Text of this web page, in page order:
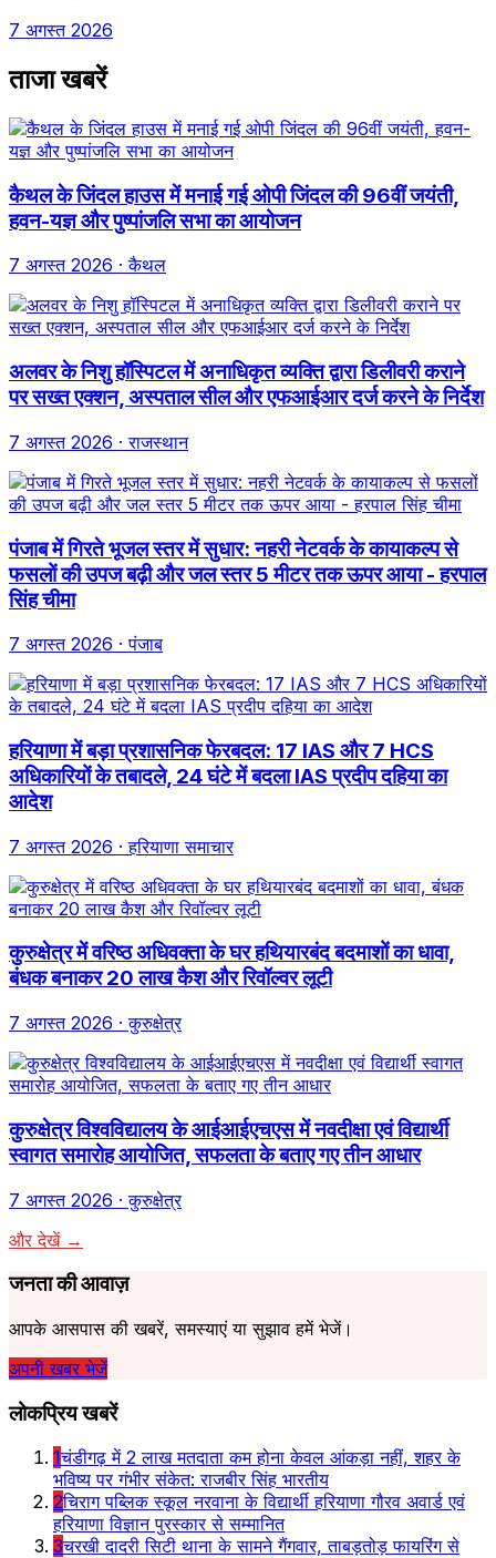
7 अगस्त 2026
ताजा खबरें
कैथल के जिंदल हाउस में मनाई गई ओपी जिंदल की 96वीं जयंती,
हवन-यज्ञ और पुष्पांजलि सभा का आयोजन
7 अगस्त 2026 · कैथल
अलवर के निशु हॉस्पिटल में अनाधिकृत व्यक्ति द्वारा डिलीवरी कराने
पर सख्त एक्शन, अस्पताल सील और एफआईआर दर्ज करने के निर्देश
7 अगस्त 2026 · राजस्थान
पंजाब में गिरते भूजल स्तर में सुधार: नहरी नेटवर्क के कायाकल्प से
फसलों की उपज बढ़ी और जल स्तर 5 मीटर तक ऊपर आया - हरपाल
सिंह चीमा
7 अगस्त 2026 · पंजाब
हरियाणा में बड़ा प्रशासनिक फेरबदल: 17 IAS और 7 HCS
अधिकारियों के तबादले, 24 घंटे में बदला IAS प्रदीप दहिया का
आदेश
7 अगस्त 2026 · हरियाणा समाचार
कुरुक्षेत्र में वरिष्ठ अधिवक्ता के घर हथियारबंद बदमाशों का धावा,
बंधक बनाकर 20 लाख कैश और रिवॉल्वर लूटी
7 अगस्त 2026 · कुरुक्षेत्र
कुरुक्षेत्र विश्वविद्यालय के आईआईएचएस में नवदीक्षा एवं विद्यार्थी
स्वागत समारोह आयोजित, सफलता के बताए गए तीन आधार
7 अगस्त 2026 · कुरुक्षेत्र
और देखें →
जनता की आवाज़
आपके आसपास की खबरें, समस्याएं या सुझाव हमें भेजें।
अपनी खबर भेजें
लोकप्रिय खबरें
1चंडीगढ़ में 2 लाख मतदाता कम होना केवल आंकड़ा नहीं, शहर के
भविष्य पर गंभीर संकेत: राजबीर सिंह भारतीय
2चिराग पब्लिक स्कूल नरवाना के विद्यार्थी हरियाणा गौरव अवार्ड एवं
हरियाणा विज्ञान पुरस्कार से सम्मानित
3चरखी दादरी सिटी थाना के सामने गैंगवार, ताबड़तोड़ फायरिंग से